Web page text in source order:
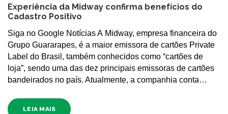
Experiência da Midway confirma benefícios do
Cadastro Positivo
Siga no Google Notícias A Midway, empresa financeira do
Grupo Guararapes, é a maior emissora de cartões Private
Label do Brasil, também conhecidos como “cartões de
loja”, sendo uma das dez principais emissoras de cartões
bandeirados no país. Atualmente, a companhia conta…
LEIA MAIS